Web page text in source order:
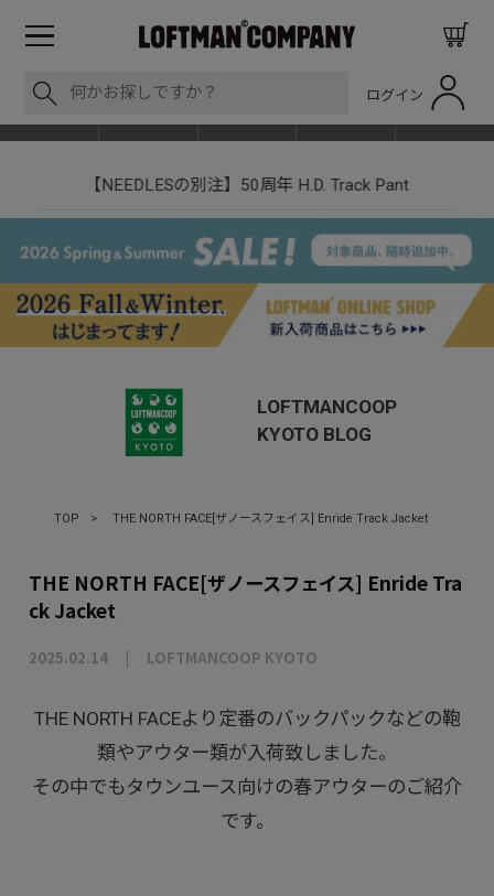
ログイン
【NEEDLESの別注】50周年 H.D. Track Pant
LOFTMANCOOP
KYOTOBLOG
TOP > THE NORTH FACE[ザノースフェイス] Enride Track Jacket
THE NORTH FACE[ザノースフェイス] Enride Tra
ck Jacket
2025.02.14 LOFTMANCOOP KYOTO
THE NORTH FACEより定番のバックパックなどの鞄
類やアウター類が入荷致しました。
その中でもタウンユース向けの春アウターのご紹介
です。